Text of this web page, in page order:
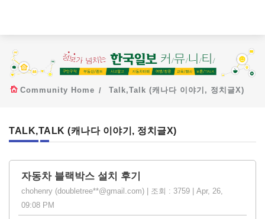
Community Home Talk,Talk (캐나다 이야기, 정치글X)
TALK,TALK (캐나다 이야기, 정치글X)
자동차 블랙박스 설치 후기
chohenry (doubletree**@gmail.com) | 조회 : 3759 | Apr, 26,
09:08 PM